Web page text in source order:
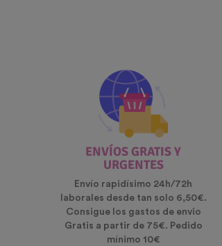
ENVÍOS GRATIS Y
URGENTES
Envío rapidísimo 24h/72h
laborales desde tan solo 6,50€.
Consigue los gastos de envio
Gratis a partir de 75€. Pedido
mínimo 10€